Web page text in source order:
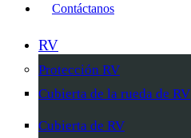
Contáctanos
RV
Protección RV
Cubierta de la rueda de RV
Cubierta de RV